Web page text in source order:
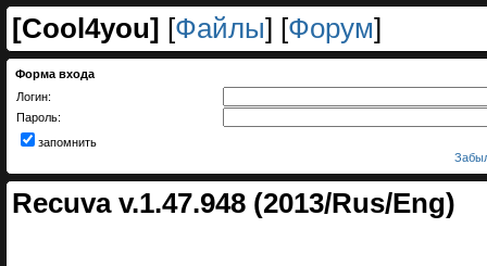
[Cool4you] [Файлы] [Форум]
Форма входа
Логин:
Пароль:
запомнить
Recuva v.1.47.948 (2013/Rus/Eng)